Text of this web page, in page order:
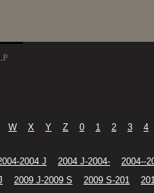
W X Y Z 0 1 2 3 4
2004 J 2004 J-2004- 2004--
2009 J-2009 S 2009 S-201